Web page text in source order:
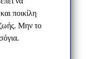
ποικίλη
Μην το